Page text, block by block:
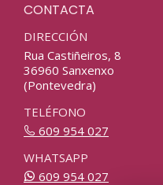
CONTACTA
DIRECCIÓN
Rua Castiñeiros, 8
36960 Sanxenxo
(Pontevedra)
TELÉFONO
609 954 027
WHATSAPP
609 954 027